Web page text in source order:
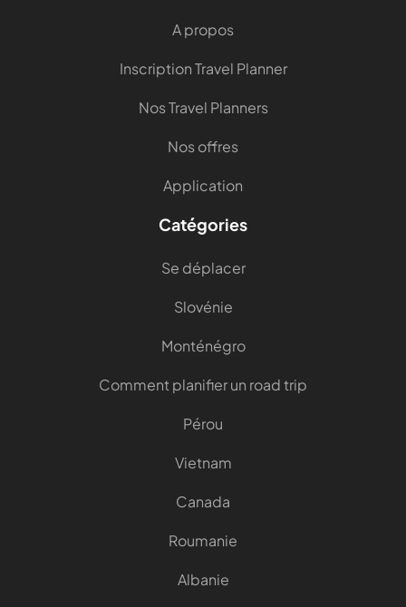
A propos
Inscription Travel Planner
Nos Travel Planners
Nos offres
Application
Catégories
Se déplacer
Slovénie
Monténégro
Comment planifier un road trip
Pérou
Vietnam
Canada
Roumanie
Albanie